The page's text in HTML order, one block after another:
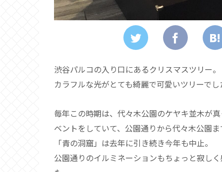
渋谷パルコの入り口にあるクリスマスツリー。
カラフルな光がとても綺麗で可愛いツリーでし
毎年この時期は、代々木公園のケヤキ並木が
ベントをしていて、公園通りから代々木公園
「青の洞窟」は去年に引き続き今年も中止。
公園通りのイルミネーションもちょっと寂し